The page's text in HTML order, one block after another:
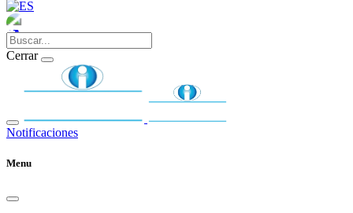
Cerrar
Notificaciones
Menu